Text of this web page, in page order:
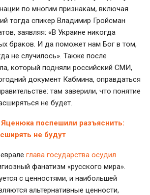
по многим признакам, включая
тогда спикер Владимир Гройсман
заявляя: «В Украине никогда
браков. И да поможет нам Бог в том,
не случилось». Также после
который подняли российский СМИ,
документ Кабмина, оправдаться
там заверили, что понятие
не будет.
поспешили разъяснить:
не будут
глава государства осудил
фанатизм «русского мира».
с ценностями, и наибольшей
альтернативные ценности,